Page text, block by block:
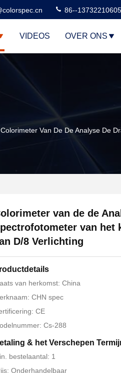
86--13732210605
VIDEOS OVER ONS
Colorimeter Van De De Analyse De
van de de
van het
D/8 Verlichting
van herkomst: China
CHN spec
CE
Cs-288
& het Verschepen
bestelaantal: 1
Onderhandelbaar